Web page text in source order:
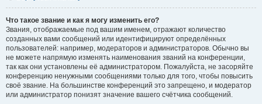
Что такое звание и как я могу изменить его?
Звания, отображаемые под вашим именем, отражают количество
созданных вами сообщений или идентифицируют определённых
пользователей: например, модераторов и администраторов. Обычно вы
не можете напрямую изменять наименования званий на конференции,
так как они установлены её администратором. Пожалуйста, не засоряйте
конференцию ненужными сообщениями только для того, чтобы повысить
своё звание. На большинстве конференций это запрещено, и модератор
или администратор понизят значение вашего счётчика сообщений.